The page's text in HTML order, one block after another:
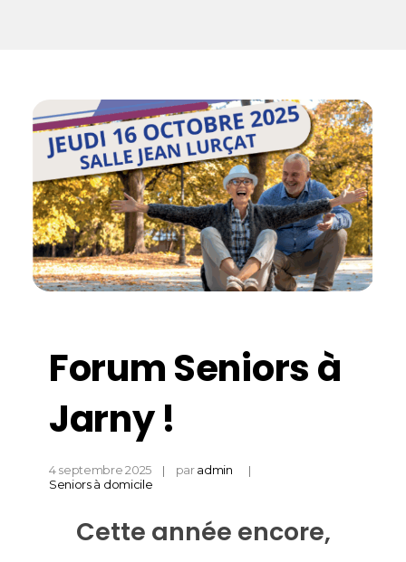
Forum Seniors à
Jarny !
4 septembre 2025 par admin
Seniors à domicile
Cette année encore,